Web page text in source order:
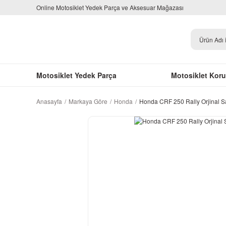
Online Motosiklet Yedek Parça ve Aksesuar Mağazası
Motosiklet Yedek Parça Motosiklet
Anasayfa Markaya Göre Honda Honda CRF 250 Rally Orjinal